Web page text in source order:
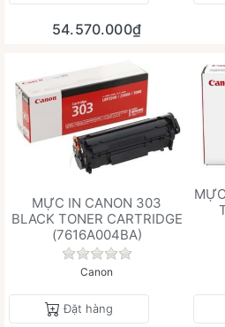
54.570.000₫
MỰC IN CANON 303
BLACK TONER CARTRIDGE
(7616A004BA)
Chưa có đánh giá
Canon
Đặt hàng